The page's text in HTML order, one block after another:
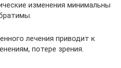
изменения минимальны
лечения приводит к
потере зрения.